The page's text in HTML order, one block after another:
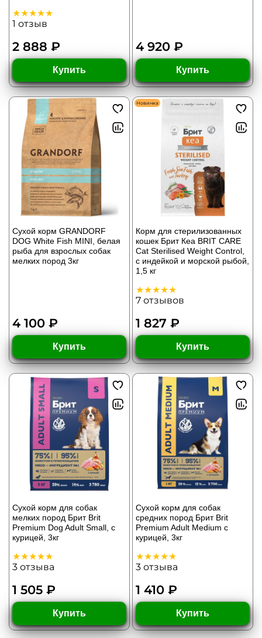
1 отзыв
2 888 ₽
Купить
4 920 ₽
Купить
Сухой корм GRANDORF
DOG White Fish MINI, белая
рыба для взрослых собак
мелких пород 3кг
4 100 ₽
Купить
Новинка
Корм для стерилизованных
кошек Брит Кеа BRIT CARE
Cat Sterilised Weight Control,
с индейкой и морской рыбой,
1,5 кг
7 отзывов
1 827 ₽
Купить
Сухой корм для собак
мелких пород Брит Brit
Premium Dog Adult Small, с
курицей, 3кг
3 отзыва
1 505 ₽
Купить
Сухой корм для собак
средних пород Брит Brit
Premium Adult Medium с
курицей, 3кг
3 отзыва
1 410 ₽
Купить